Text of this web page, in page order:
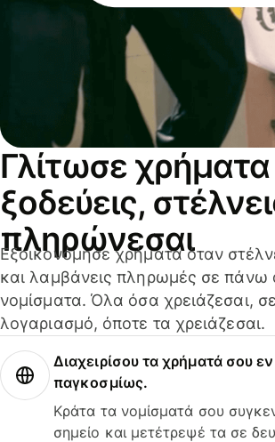
Γλίτωσε
ξοδεύεις,
πληρώνεσαι
Εξοικονόμησε χρήματα όταν
και λαμβάνεις πληρωμές σε πάνω
νομίσματα. Όλα όσα χρειάζεσαι,
λογαριασμό, όποτε τα χρειάζεσαι.
Διαχειρίσου τα χρήματά σου
παγκοσμίως.
Κράτα τα νομίσματά σου
σημείο και μετέτρεψέ τα σε